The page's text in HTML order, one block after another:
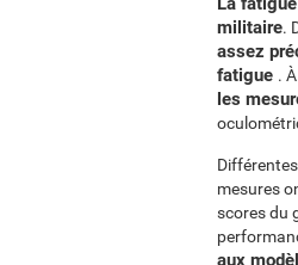
militaire.
assez
fatigue .
les
mesures
scores du
aux